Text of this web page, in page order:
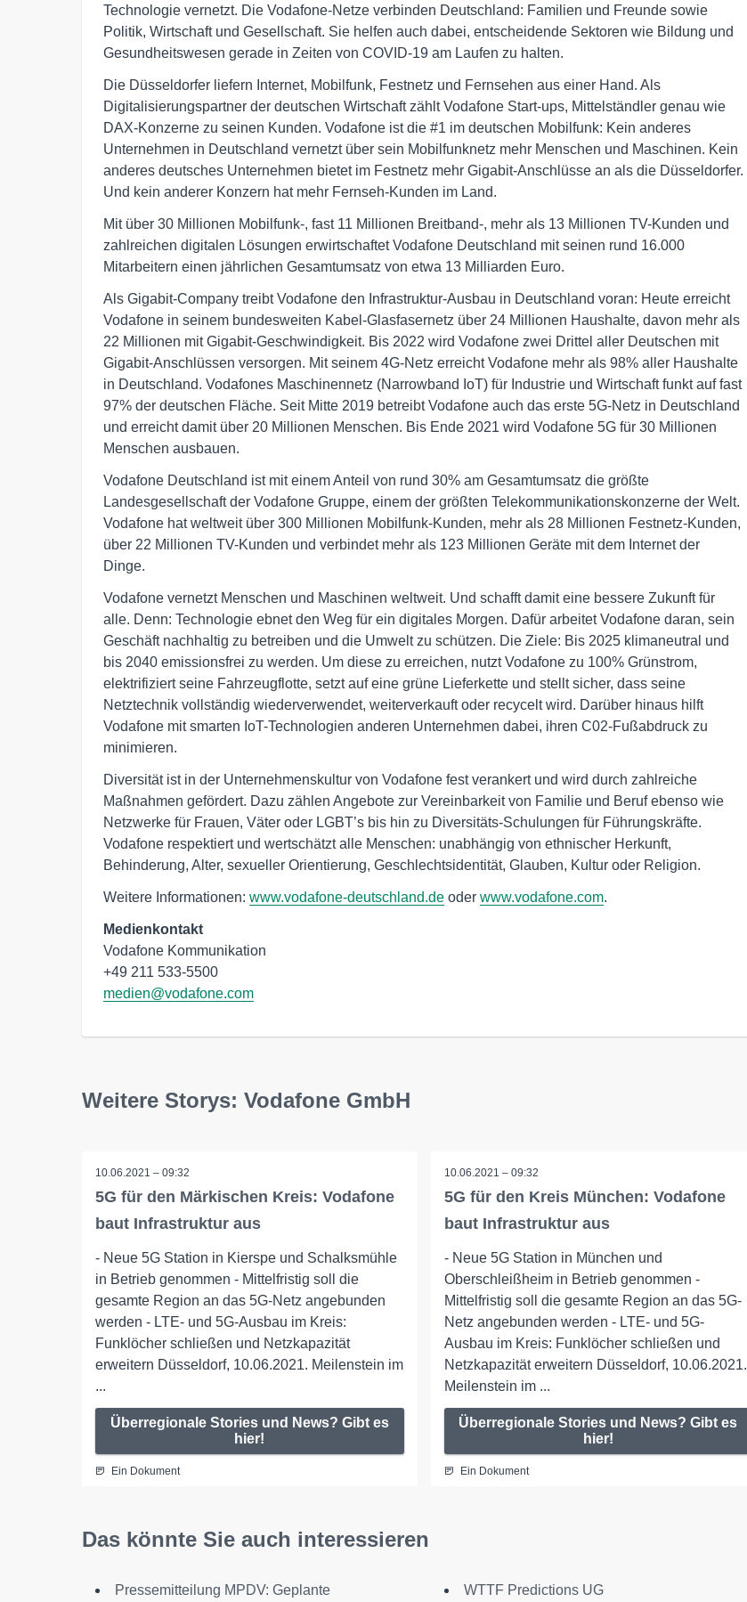
Technologie vernetzt. Die Vodafone-Netze verbinden Deutschland: Familien und Freunde sowie
Politik, Wirtschaft und Gesellschaft. Sie helfen auch dabei, entscheidende Sektoren wie Bildung und
Gesundheitswesen gerade in Zeiten von COVID-19 am Laufen zu halten.
Die Düsseldorfer liefern Internet, Mobilfunk, Festnetz und Fernsehen aus einer Hand. Als
Digitalisierungspartner der deutschen Wirtschaft zählt Vodafone Start-ups, Mittelständler genau wie
DAX-Konzerne zu seinen Kunden. Vodafone ist die #1 im deutschen Mobilfunk: Kein anderes
Unternehmen in Deutschland vernetzt über sein Mobilfunknetz mehr Menschen und Maschinen. Kein
anderes deutsches Unternehmen bietet im Festnetz mehr Gigabit-Anschlüsse an als die Düsseldorfer.
Und kein anderer Konzern hat mehr Fernseh-Kunden im Land.
Mit über 30 Millionen Mobilfunk-, fast 11 Millionen Breitband-, mehr als 13 Millionen TV-Kunden und
zahlreichen digitalen Lösungen erwirtschaftet Vodafone Deutschland mit seinen rund 16.000
Mitarbeitern einen jährlichen Gesamtumsatz von etwa 13 Milliarden Euro.
Als Gigabit-Company treibt Vodafone den Infrastruktur-Ausbau in Deutschland voran: Heute erreicht
Vodafone in seinem bundesweiten Kabel-Glasfasernetz über 24 Millionen Haushalte, davon mehr als
22 Millionen mit Gigabit-Geschwindigkeit. Bis 2022 wird Vodafone zwei Drittel aller Deutschen mit
Gigabit-Anschlüssen versorgen. Mit seinem 4G-Netz erreicht Vodafone mehr als 98% aller Haushalte
in Deutschland. Vodafones Maschinennetz (Narrowband IoT) für Industrie und Wirtschaft funkt auf fast
97% der deutschen Fläche. Seit Mitte 2019 betreibt Vodafone auch das erste 5G-Netz in Deutschland
und erreicht damit über 20 Millionen Menschen. Bis Ende 2021 wird Vodafone 5G für 30 Millionen
Menschen ausbauen.
Vodafone Deutschland ist mit einem Anteil von rund 30% am Gesamtumsatz die größte
Landesgesellschaft der Vodafone Gruppe, einem der größten Telekommunikationskonzerne der Welt.
Vodafone hat weltweit über 300 Millionen Mobilfunk-Kunden, mehr als 28 Millionen Festnetz-Kunden,
über 22 Millionen TV-Kunden und verbindet mehr als 123 Millionen Geräte mit dem Internet der
Dinge.
Vodafone vernetzt Menschen und Maschinen weltweit. Und schafft damit eine bessere Zukunft für
alle. Denn: Technologie ebnet den Weg für ein digitales Morgen. Dafür arbeitet Vodafone daran, sein
Geschäft nachhaltig zu betreiben und die Umwelt zu schützen. Die Ziele: Bis 2025 klimaneutral und
bis 2040 emissionsfrei zu werden. Um diese zu erreichen, nutzt Vodafone zu 100% Grünstrom,
elektrifiziert seine Fahrzeugflotte, setzt auf eine grüne Lieferkette und stellt sicher, dass seine
Netztechnik vollständig wiederverwendet, weiterverkauft oder recycelt wird. Darüber hinaus hilft
Vodafone mit smarten IoT-Technologien anderen Unternehmen dabei, ihren C02-Fußabdruck zu
minimieren.
Diversität ist in der Unternehmenskultur von Vodafone fest verankert und wird durch zahlreiche
Maßnahmen gefördert. Dazu zählen Angebote zur Vereinbarkeit von Familie und Beruf ebenso wie
Netzwerke für Frauen, Väter oder LGBT’s bis hin zu Diversitäts-Schulungen für Führungskräfte.
Vodafone respektiert und wertschätzt alle Menschen: unabhängig von ethnischer Herkunft,
Behinderung, Alter, sexueller Orientierung, Geschlechtsidentität, Glauben, Kultur oder Religion.
Weitere Informationen: www.vodafone-deutschland.de oder www.vodafone.com.
Medienkontakt
Vodafone Kommunikation
medien@vodafone.com
Weitere Storys: Vodafone GmbH
10.06.2021 – 09:32
5G für den Märkischen Kreis: Vodafone
baut Infrastruktur aus
- Neue 5G Station in Kierspe und Schalksmühle
in Betrieb genommen - Mittelfristig soll die
gesamte Region an das 5G-Netz angebunden
werden - LTE- und 5G-Ausbau im Kreis:
Funklöcher schließen und Netzkapazität
erweitern Düsseldorf, 10.06.2021. Meilenstein im
...
Überregionale Stories und News? Gibt es
hier!
Ein Dokument
10.06.2021 – 09:32
5G für den Kreis München: Vodafone
baut Infrastruktur aus
- Neue 5G Station in München und
Oberschleißheim in Betrieb genommen -
Mittelfristig soll die gesamte Region an das 5G-
Netz angebunden werden - LTE- und 5G-
Ausbau im Kreis: Funklöcher schließen und
Netzkapazität erweitern Düsseldorf, 10.06.2021.
Meilenstein im ...
Überregionale Stories und News? Gibt es
hier!
Ein Dokument
Das könnte Sie auch interessieren
Pressemitteilung MPDV: Geplante WTTF Predictions UG